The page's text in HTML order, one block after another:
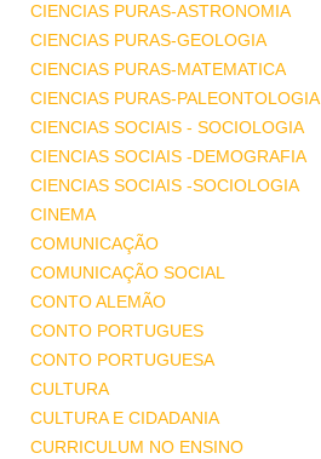
CIENCIAS PURAS-ASTRONOMIA
CIENCIAS PURAS-GEOLOGIA
CIENCIAS PURAS-MATEMATICA
CIENCIAS PURAS-PALEONTOLOGIA
CIENCIAS SOCIAIS - SOCIOLOGIA
CIENCIAS SOCIAIS -DEMOGRAFIA
CIENCIAS SOCIAIS -SOCIOLOGIA
CINEMA
COMUNICAÇÃO
COMUNICAÇÃO SOCIAL
CONTO ALEMÃO
CONTO PORTUGUES
CONTO PORTUGUESA
CULTURA
CULTURA E CIDADANIA
CURRICULUM NO ENSINO